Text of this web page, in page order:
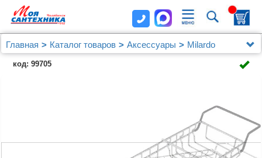
Главная Каталог товаров Аксессуары
Milardo
Столик на ванну Milardo 102W000M44
код: 99705